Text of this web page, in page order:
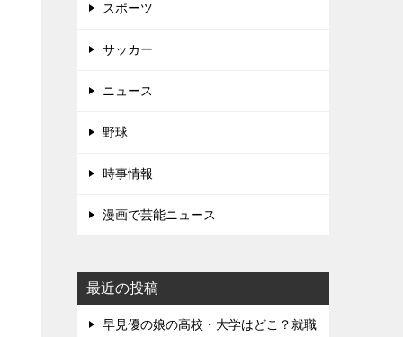
スポーツ
サッカー
ニュース
野球
時事情報
漫画で芸能ニュース
最近の投稿
早見優の娘の高校・大学はどこ？就職